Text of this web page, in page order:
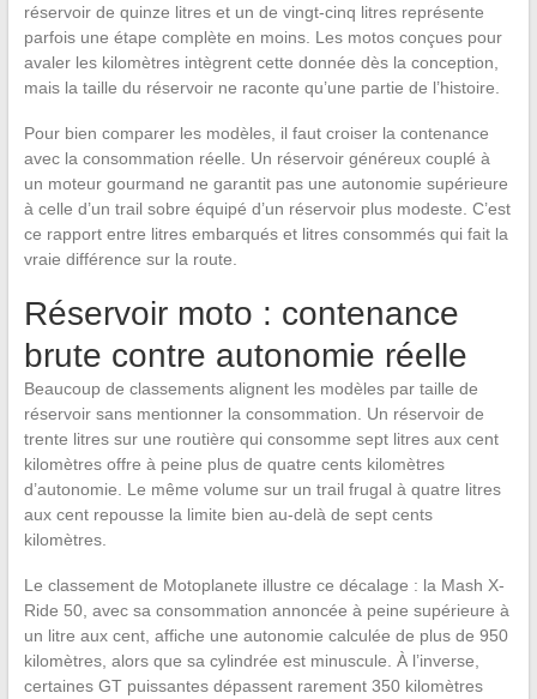
réservoir de quinze litres et un de vingt-cinq litres représente
parfois une étape complète en moins. Les motos conçues pour
avaler les kilomètres intègrent cette donnée dès la conception,
mais la taille du réservoir ne raconte qu’une partie de l’histoire.
Pour bien comparer les modèles, il faut croiser la contenance
avec la consommation réelle. Un réservoir généreux couplé à
un moteur gourmand ne garantit pas une autonomie supérieure
à celle d’un trail sobre équipé d’un réservoir plus modeste. C’est
ce rapport entre litres embarqués et litres consommés qui fait la
vraie différence sur la route.
Réservoir moto : contenance
brute contre autonomie réelle
Beaucoup de classements alignent les modèles par taille de
réservoir sans mentionner la consommation. Un réservoir de
trente litres sur une routière qui consomme sept litres aux cent
kilomètres offre à peine plus de quatre cents kilomètres
d’autonomie. Le même volume sur un trail frugal à quatre litres
aux cent repousse la limite bien au-delà de sept cents
kilomètres.
Le classement de Motoplanete illustre ce décalage : la Mash X-
Ride 50, avec sa consommation annoncée à peine supérieure à
un litre aux cent, affiche une autonomie calculée de plus de 950
kilomètres, alors que sa cylindrée est minuscule. À l’inverse,
certaines GT puissantes dépassent rarement 350 kilomètres